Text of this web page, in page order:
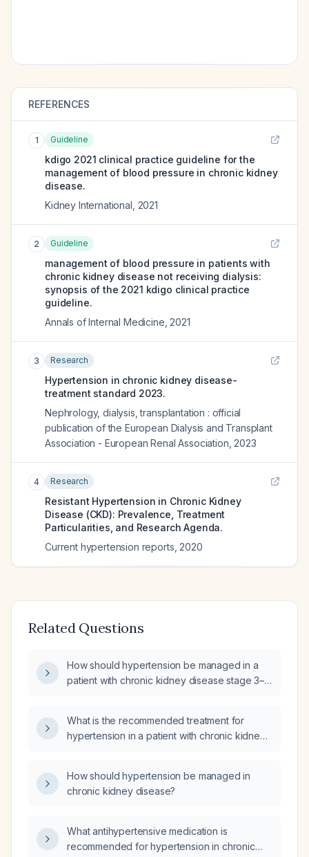
REFERENCES
1 Guideline
kdigo 2021 clinical practice guideline for the
management of blood pressure in chronic kidney
disease.
Kidney International 2021
2 Guideline
management of blood pressure in patients with
chronic kidney disease not receiving dialysis:
synopsis of the 2021 kdigo clinical practice
guideline.
Annals of Internal Medicine 2021
3 Research
Hypertension in chronic kidney disease-
treatment standard 2023.
Nephrology, dialysis, transplantation : official
publication of the European Dialysis and Transplant
Association - European Renal Association 2023
4 Research
Resistant Hypertension in Chronic Kidney
Disease (CKD): Prevalence, Treatment
Particularities, and Research Agenda.
Current hypertension reports 2020
Related Questions
How should hypertension be managed in a
patient with chronic kidney disease stage 3–
What is the recommended treatment for
hypertension in a patient with chronic kidney
How should hypertension be managed in
chronic kidney disease?
What antihypertensive medication is
recommended for hypertension in chronic